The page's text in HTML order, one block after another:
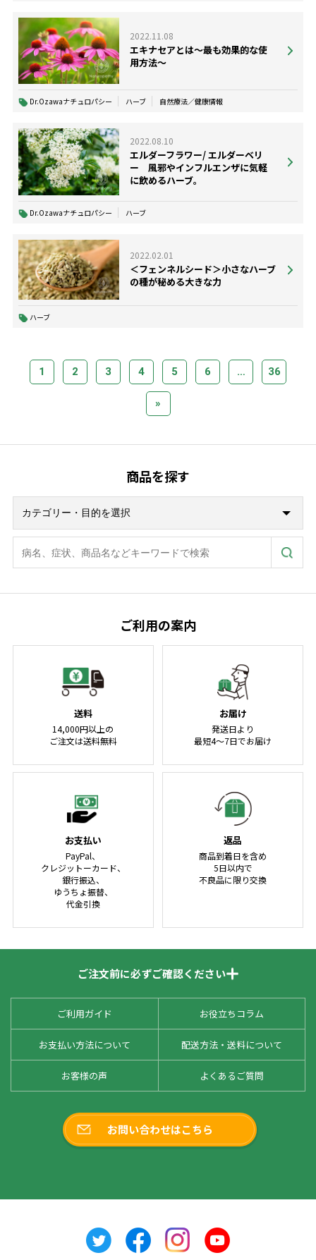
2022.11.08
エキナセアとは〜最も効果的な使
用方法〜
Dr.Ozawaナチュロパシー ハーブ 自然療法／健康情報
2022.08.10
エルダーフラワー/ エルダーベリ
ー 風邪やインフルエンザに気軽
に飲めるハーブ。
Dr.Ozawaナチュロパシー ハーブ
2022.02.01
＜フェンネルシード＞小さなハーブ
の種が秘める大きな力
ハーブ
1 2 3 4 5 6 … 36
»
商品を探す
ご利用の案内
送料
14,000円以上の
ご注文は送料無料
お届け
発送日より
最短4～7日でお届け
お支払い
PayPal、
クレジットーカード、
銀行振込、
ゆうちょ振替、
代金引換
返品
商品到着日を含め
5日以内で
不良品に限り交換
ご注文前に必ずご確認ください
ご利用ガイド お役立ちコラム
お支払い方法について 配送方法・送料について
お客様の声 よくあるご質問
お問い合わせはこちら